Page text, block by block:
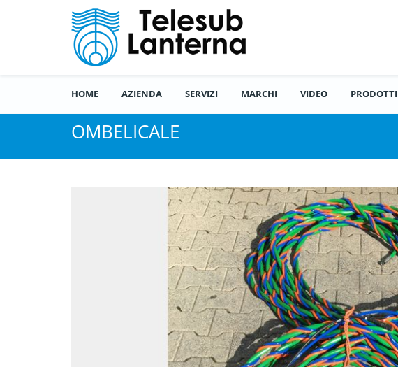
HOME AZIENDA SERVIZI MARCHI VIDEO PRODOTTI
OMBELICALE